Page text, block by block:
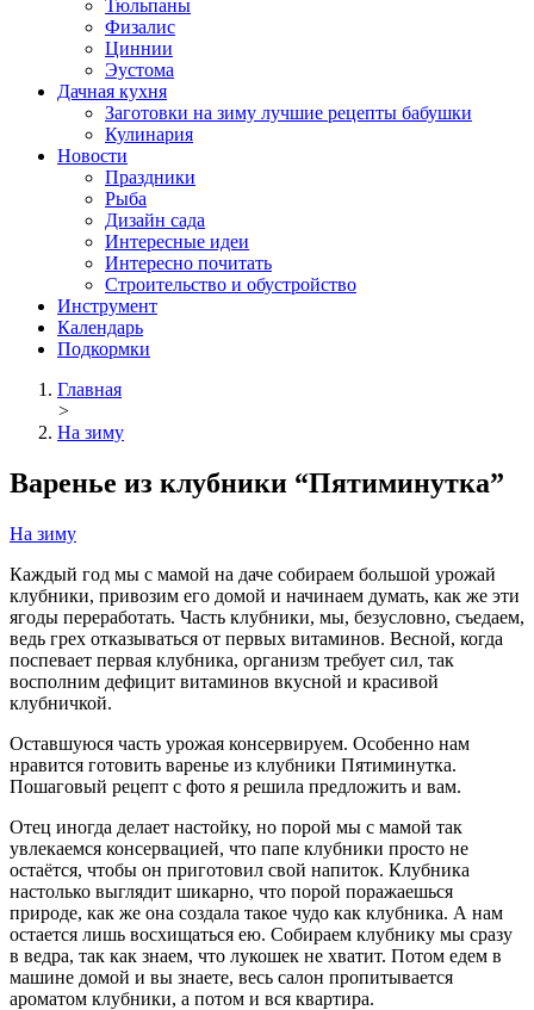
Тюльпаны
Физалис
Циннии
Эустома
Дачная кухня
Заготовки на зиму лучшие рецепты бабушки
Кулинария
Новости
Праздники
Рыба
Дизайн сада
Интересные идеи
Интересно почитать
Строительство и обустройство
Инструмент
Календарь
Подкормки
Главная
>
На зиму
Варенье из клубники “Пятиминутка”
На зиму
Каждый год мы с мамой на даче собираем большой урожай
клубники, привозим его домой и начинаем думать, как же эти
ягоды переработать. Часть клубники, мы, безусловно, съедаем,
ведь грех отказываться от первых витаминов. Весной, когда
поспевает первая клубника, организм требует сил, так
восполним дефицит витаминов вкусной и красивой
клубничкой.
Оставшуюся часть урожая консервируем. Особенно нам
нравится готовить варенье из клубники Пятиминутка.
Пошаговый рецепт с фото я решила предложить и вам.
Отец иногда делает настойку, но порой мы с мамой так
увлекаемся консервацией, что папе клубники просто не
остаётся, чтобы он приготовил свой напиток. Клубника
настолько выглядит шикарно, что порой поражаешься
природе, как же она создала такое чудо как клубника. А нам
остается лишь восхищаться ею. Собираем клубнику мы сразу
в ведра, так как знаем, что лукошек не хватит. Потом едем в
машине домой и вы знаете, весь салон пропитывается
ароматом клубники, а потом и вся квартира.